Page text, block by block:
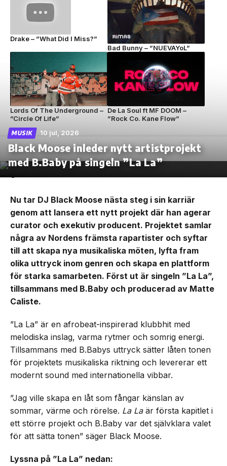
Drake – ”What Did I Miss?”
Bad Bunny – ”NUEVAYoL”
Lords Of The Underground –
”Circle Of Life”
De La Soul ft MF DOOM –
”Rock Co. Kane Flow”
MUSIK 10 jul, 2026
Black Moose inleder nytt artistprojekt
med B.Baby på singeln ”La La”
Nu tar DJ Black Moose nästa steg i sin karriär
genom att lansera ett nytt projekt där han agerar
curator och exekutiv producent. Projektet samlar
några av Nordens främsta rapartister och syftar
till att skapa nya musikaliska möten, lyfta fram
olika uttryck inom genren och skapa en plattform
för starka samarbeten. Först ut är singeln ”La La”,
tillsammans med B.Baby och producerad av Matte
Caliste.
”La La” är en afrobeat-inspirerad klubbhit med
melodiska inslag, varma rytmer och somrig energi.
Tillsammans med B.Babys uttryck sätter låten tonen
för projektets musikaliska riktning och levererar ett
modernt sound med internationella vibbar.
”Jag ville skapa en låt som fångar känslan av
sommar, värme och rörelse. La Laär första kapitlet i
ett större projekt och B.Baby var det självklara valet
för att sätta tonen” säger Black Moose.
Lyssna på ”La La” nedan: